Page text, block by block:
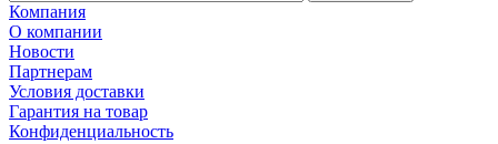
Компания
О компании
Новости
Партнерам
Условия доставки
Гарантия на товар
Конфиденциальность